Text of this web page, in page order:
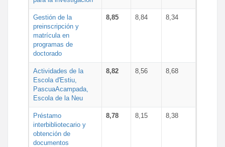
Gestión de la
preinscripción y
matrícula en
programas de
doctorado
8,85 8,84 8,34
Actividades de la
Escola d'Estiu,
PascuaAcampada,
Escola de la Neu
8,82 8,56 8,68
Préstamo
interbibliotecario y
obtención de
documentos
8,78 8,15 8,38